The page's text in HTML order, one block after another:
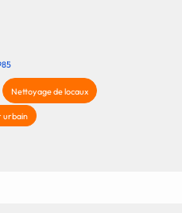
Nettoyage de locaux
urbain